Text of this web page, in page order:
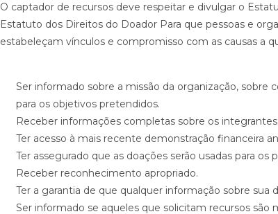
O captador de recursos deve respeitar e divulgar o
Estatuto dos Direitos do Doador Para que pessoas e
estabeleçam vínculos e compromisso com as causas a
Ser informado sobre a missão da organização, sobre
para os objetivos pretendidos.
Receber informações completas sobre os
Ter acesso à mais recente demonstração financeira
Ter assegurado que as doações serão usadas para os
Receber reconhecimento apropriado.
Ter a garantia de que qualquer informação sobre
Ser informado se aqueles que solicitam recursos